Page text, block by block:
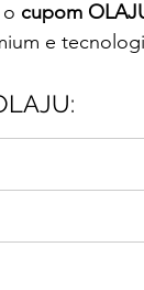
cupom
e